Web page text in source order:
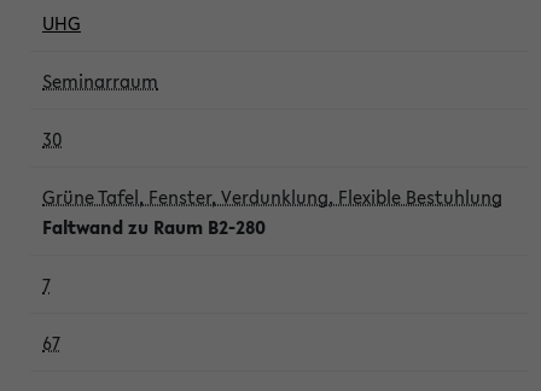
UHG
Seminarraum
30
Grüne Tafel, Fenster, Verdunklung, Flexible Bestuhlung
Faltwand zu Raum B2-280
7
67